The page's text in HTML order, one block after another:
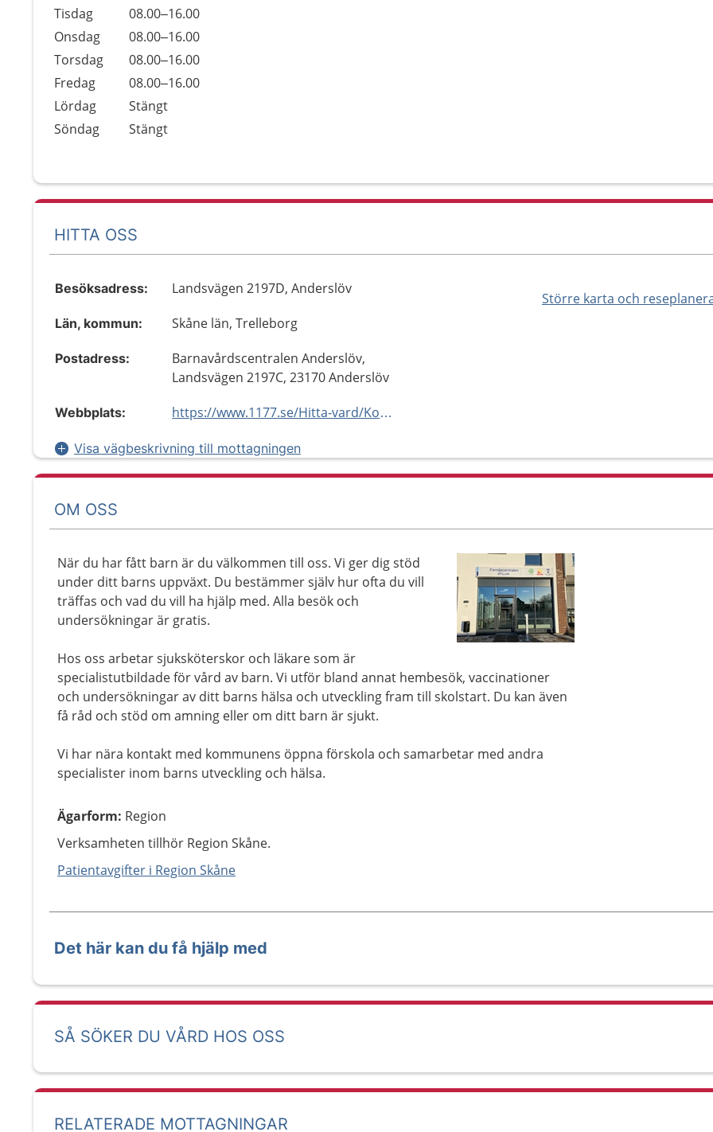
Tisdag
08.00–16.00
Onsdag
08.00–16.00
Torsdag
08.00–16.00
Fredag
08.00–16.00
Lördag
Stängt
Söndag
Stängt
HITTA OSS
Större karta och
Besöksadress: Landsvägen 2197D, Anderslöv
Län, kommun: Skåne län, Trelleborg
Postadress:
Barnavårdscentralen Anderslöv,
Landsvägen 2197C, 23170 Anderslöv
Webbplats: https://www.1177.se/Hitta-vard/Kontakt/?hsaid=SE162321000255-O17531
Visa vägbeskrivning till mottagningen
OM OSS
När du har fått barn är du välkommen till oss. Vi ger dig stöd
under ditt barns uppväxt. Du bestämmer själv hur ofta du vill
träffas och vad du vill ha hjälp med. Alla besök och
undersökningar är gratis.
Hos oss arbetar sjuksköterskor och läkare som är
specialistutbildade för vård av barn. Vi utför bland annat hembesök, vaccinationer
och undersökningar av ditt barns hälsa och utveckling fram till skolstart. Du kan även
få råd och stöd om amning eller om ditt barn är sjukt.
Vi har nära kontakt med kommunens öppna förskola och samarbetar med andra
specialister inom barns utveckling och hälsa.
Ägarform: Region
Verksamheten tillhör Region Skåne.
Patientavgifter i Region Skåne
Det här kan du få hjälp med
SÅ SÖKER DU VÅRD HOS OSS
RELATERADE MOTTAGNINGAR